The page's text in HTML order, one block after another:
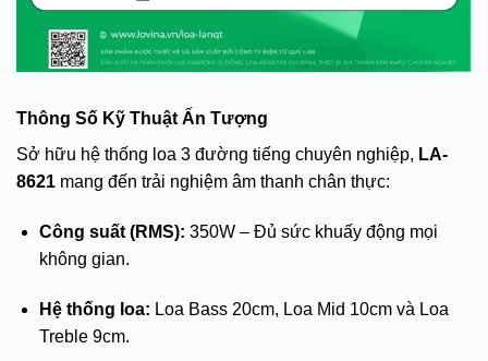
Thông Số Kỹ Thuật Ấn Tượng
Sở hữu hệ thống loa 3 đường tiếng chuyên nghiệp, LA-
8621 mang đến trải nghiệm âm thanh chân thực:
Công suất (RMS): 350W – Đủ sức khuấy động mọi
không gian.
Hệ thống loa: Loa Bass 20cm, Loa Mid 10cm và Loa
Treble 9cm.